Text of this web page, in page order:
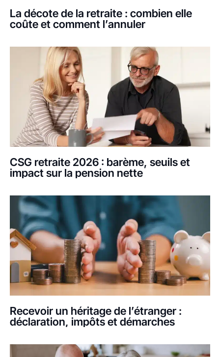
La décote de la retraite : combien elle
coûte et comment l’annuler
CSG retraite 2026 : barème, seuils et
impact sur la pension nette
Recevoir un héritage de l’étranger :
déclaration, impôts et démarches